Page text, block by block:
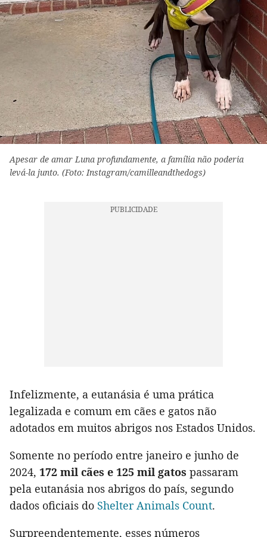
Apesar de amar Luna profundamente, a família não poderia
levá-la junto. (Foto: Instagram/camilleandthedogs)
Infelizmente, a eutanásia é uma prática
legalizada e comum em cães e gatos não
adotados em muitos abrigos nos Estados Unidos.
Somente no período entre janeiro e junho de
2024, 172 mil cães e 125 mil gatos passaram
pela eutanásia nos abrigos do país, segundo
dados oficiais do Shelter Animals Count.
Surpreendentemente, esses números